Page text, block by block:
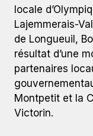
locale
Lajemmerais-
de Longueuil,
résultat d’une
partenaires
Montpetit et la
Victorin.